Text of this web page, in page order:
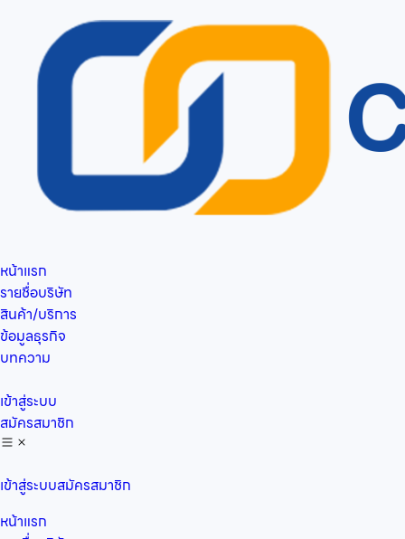
หน้าแรก
รายชื่อบริษัท
สินค้า/บริการ
ข้อมูลธุรกิจ
บทความ
เข้าสู่ระบบ
สมัครสมาชิก
เข้าสู่ระบบสมัครสมาชิก
หน้าแรก